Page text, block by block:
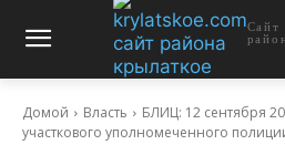
Сайт
Домой Власть
БЛИЦ: 12 сентября
участкового уполномеченного